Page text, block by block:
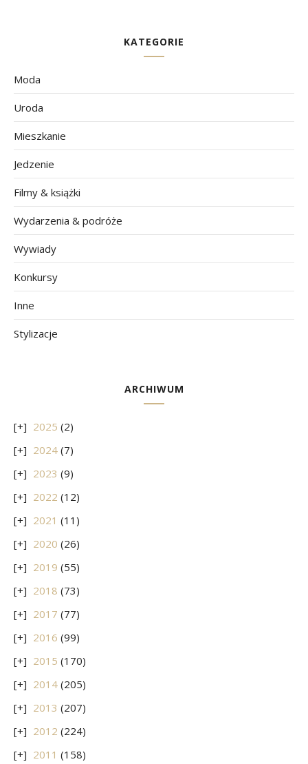
KATEGORIE
Moda
Uroda
Mieszkanie
Jedzenie
Filmy & książki
Wydarzenia & podróże
Wywiady
Konkursy
Inne
Stylizacje
ARCHIWUM
2025 (2)
2024 (7)
2023 (9)
2022 (12)
2021 (11)
2020 (26)
2019 (55)
2018 (73)
2017 (77)
2016 (99)
2015 (170)
2014 (205)
2013 (207)
2012 (224)
2011 (158)